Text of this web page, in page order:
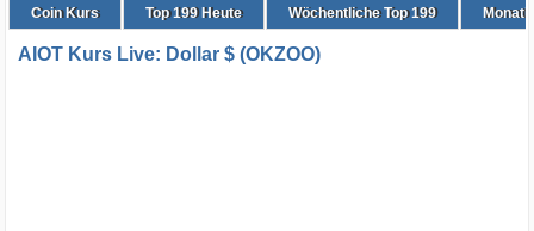
Coin Kurs Top199Heute Wöchentliche Top 199
AIOT Kurs Live: Dollar $ (OKZOO)